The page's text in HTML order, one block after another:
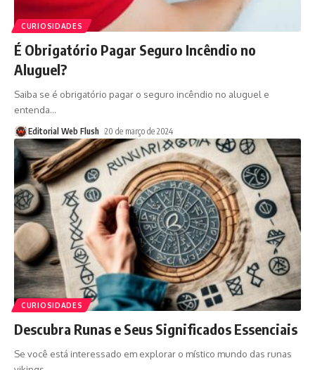
CURIOSIDADES
É Obrigatório Pagar Seguro Incêndio no
Aluguel?
Saiba se é obrigatório pagar o seguro incêndio no aluguel e
entenda…
Editorial Web Flush 20 de março de 2024
CURIOSIDADES
Descubra Runas e Seus Significados Essenciais
Se você está interessado em explorar o místico mundo das runas